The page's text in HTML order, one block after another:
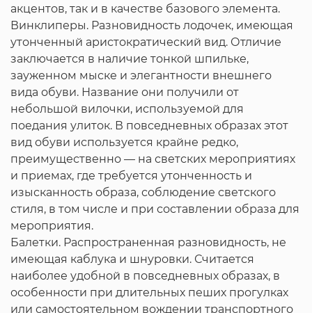
акцентов, так и в качестве базового элемента.
Винклиперы. Разновидность лодочек, имеющая
утонченный аристократический вид. Отличие
заключается в наличие тонкой шпильке,
зауженном мыске и элегантности внешнего
вида обуви. Название они получили от
небольшой вилочки, используемой для
поедания улиток. В повседневных образах этот
вид обуви используется крайне редко,
преимущественно — на светских мероприятиях
и приемах, где требуется утонченность и
изысканность образа, соблюдение светского
стиля, в том числе и при составлении образа для
мероприятия.
Балетки. Распространенная разновидность, не
имеющая каблука и шнуровки. Считается
наиболее удобной в повседневных образах, в
особенности при длительных пеших прогулках
или самостоятельном вождении транспортного